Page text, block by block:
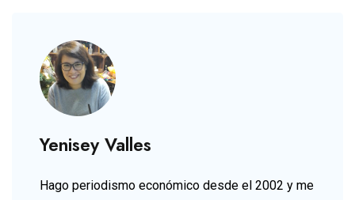
Yenisey Valles
Hago periodismo económico desde el 2002 y me